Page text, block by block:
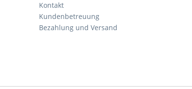
Kontakt
Kundenbetreuung
Bezahlung und Versand